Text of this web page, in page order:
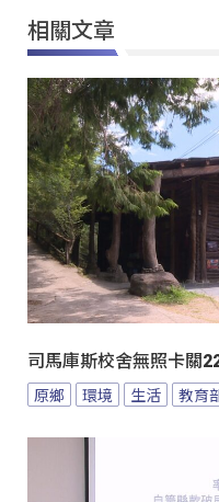
相關文章
司馬庫斯校舍無照卡關
原鄉 環境 生活 教育